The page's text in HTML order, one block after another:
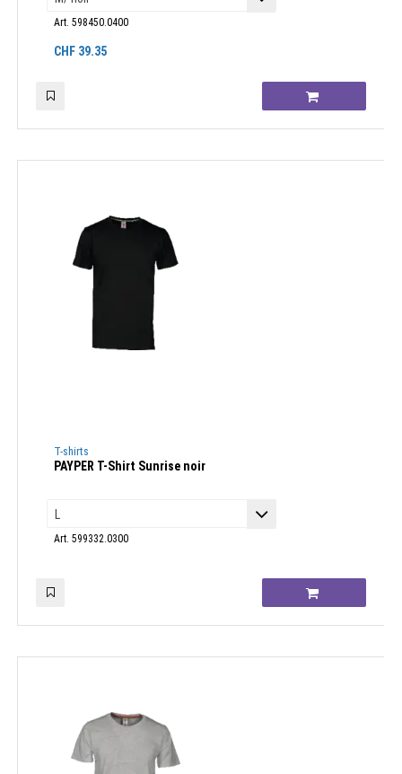
Art. 598450.0400
CHF 39.35
T-shirts
PAYPER T-Shirt Sunrise noir
Art. 599332.0300